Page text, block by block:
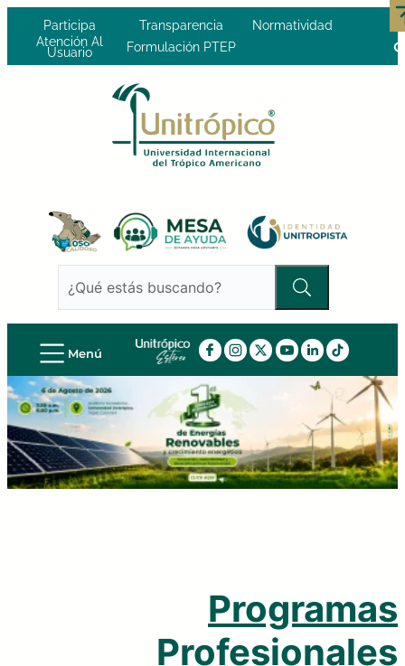
Participa Transparencia
Normatividad
Atención Al
Usuario Formulación PTEP
Menú
Programas
Profesionales